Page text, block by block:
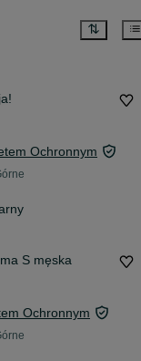
Ochronnym
S męska
Ochronnym